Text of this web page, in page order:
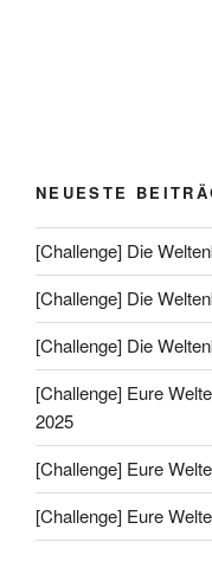
NEUESTE
[Challenge] Die
[Challenge] Die
[Challenge] Die
[Challenge] Eure
2025
[Challenge] Eure
[Challenge] Eure